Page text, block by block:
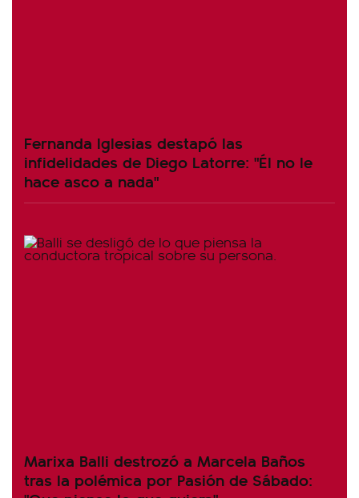
Fernanda Iglesias destapó las
infidelidades de Diego Latorre: "Él no le
hace asco a nada"
Marixa Balli destrozó a Marcela Baños
tras la polémica por Pasión de Sábado: